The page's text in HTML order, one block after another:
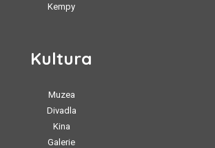
Kempy
Kultura
Muzea
Divadla
Kina
Galerie